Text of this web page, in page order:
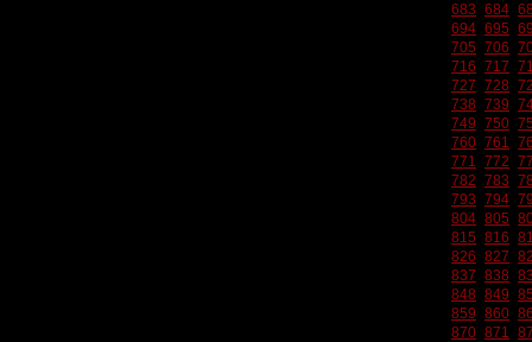
683 684
694 695
705 706
716 717
727 728
738 739
749 750
760 761
771 772
782 783
793 794
804 805
815 816
826 827
837 838
848 849
859 860
870 871